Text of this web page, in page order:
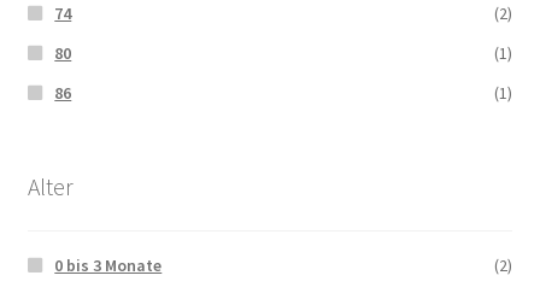
74
(2)
80
(1)
86
(1)
Alter
0 bis 3 Monate
(2)